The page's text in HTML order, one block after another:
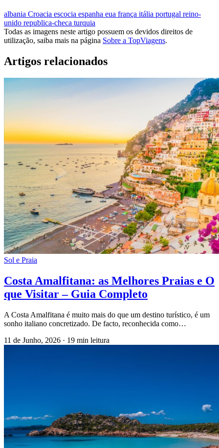
albania Croacia escocia espanha eua frança itália portugal reino-
unido republica-checa turquia
Todas as imagens neste artigo possuem os devidos direitos de
utilização, saiba mais na página Sobre a TopViagens.
Artigos relacionados
Sol e Praia
Costa Amalfitana: as Melhores Praias e O
que Visitar – Guia Completo
A Costa Amalfitana é muito mais do que um destino turístico, é um
sonho italiano concretizado. De facto, reconhecida como…
11 de Junho, 2026 · 19 min leitura